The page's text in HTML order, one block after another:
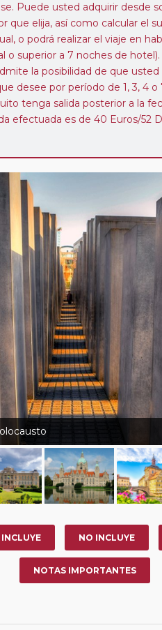
Puede usted adquirir desde
que elija, así como calcular el
o podrá realizar el viaje en
o superior a 7 noches de hotel).
la posibilidad de que
desee por período de 1, 3, 4
tenga salida posterior a la
efectuada es de 40 Euros/52
época del año, ofrece a
de satisfacción en "Mi viaje") o
INCLUYE NO INCLUYE
NOTAS IMPORTANTES